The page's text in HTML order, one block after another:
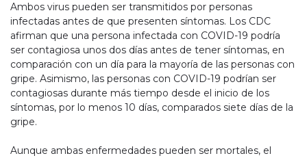
Ambos virus pueden ser transmitidos por personas
infectadas antes de que presenten síntomas. Los CDC
afirman que una persona infectada con COVID-19 podría
ser contagiosa unos dos días antes de tener síntomas, en
comparación con un día para la mayoría de las personas con
gripe. Asimismo, las personas con COVID-19 podrían ser
contagiosas durante más tiempo desde el inicio de los
síntomas, por lo menos 10 días, comparados siete días de la
gripe.
Aunque ambas enfermedades pueden ser mortales, el